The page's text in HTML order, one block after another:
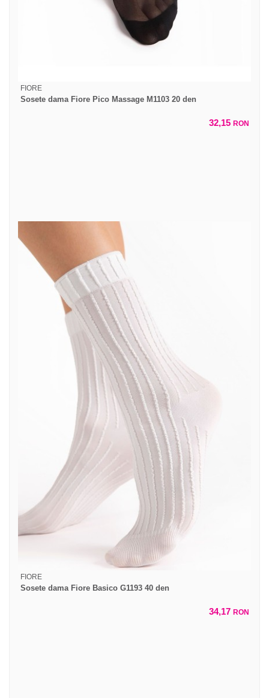
FIORE
Sosete dama Fiore Pico Massage M1103 20 den
32,15 RON
FIORE
Sosete dama Fiore Basico G1193 40 den
34,17 RON